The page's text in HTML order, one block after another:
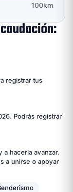
100km
registrar tus
Podrás registrar
a hacerla avanzar.
a unirse o apoyar